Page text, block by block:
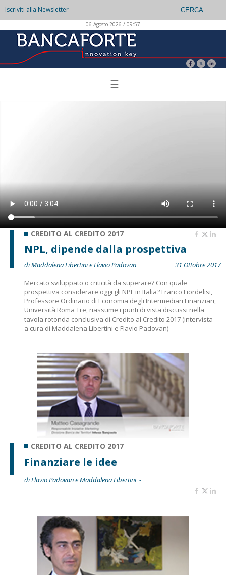
Iscriviti alla Newsletter CERCA
06 Agosto 2026 / 09:57
☰
CREDITO AL CREDITO 2017
NPL, dipende dalla prospettiva
di Maddalena Libertini e Flavio Padovan
31 Ottobre 2017
Mercato sviluppato o criticità da superare? Con quale
prospettiva considerare oggi gli NPL in Italia? Franco Fiordelisi,
Professore Ordinario di Economia degli Intermediari Finanziari,
Università Roma Tre, riassume i punti di vista discussi nella
tavola rotonda conclusiva di Credito al Credito 2017 (intervista
a cura di Maddalena Libertini e Flavio Padovan)
CREDITO AL CREDITO 2017
Finanziare le idee
di Flavio Padovan e Maddalena Libertini -